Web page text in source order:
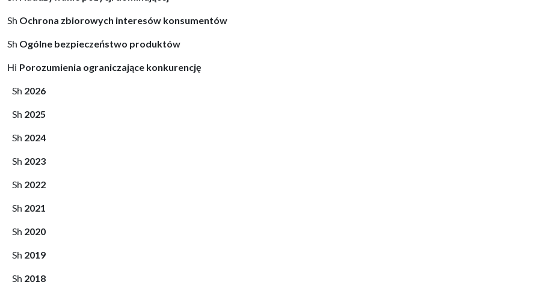
Ochrona zbiorowych interesów konsumentów
Ogólne bezpieczeństwo produktów
Porozumienia ograniczające konkurencję
2026
2025
2024
2023
2022
2021
2020
2019
2018